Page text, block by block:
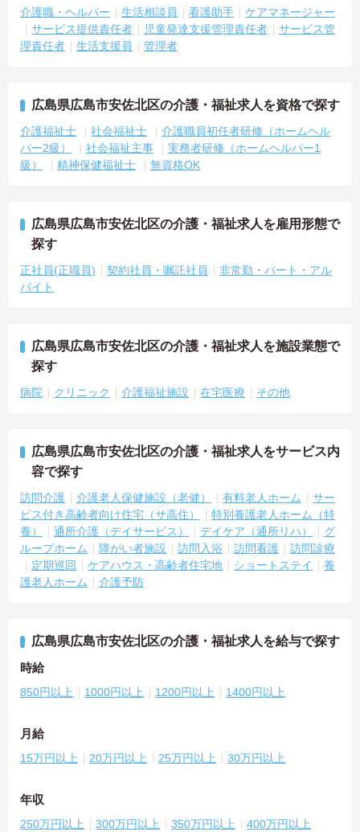
介護職・ヘルパー 生活相談員 看護助手
ケアマネージャー
サービス提供責任者
児童発達支援管理責任者
サービス管
理責任者
生活支援員 管理者
広島県広島市安佐北区の介護・福祉求人を資格で探す
介護福祉士 社会福祉士
介護職員初任者研修（ホームヘル
パー2級）
社会福祉主事
実務者研修（ホームヘルパー1
級）
精神保健福祉士 無資格OK
広島県広島市安佐北区の介護・福祉求人を雇用形態で
探す
正社員(正職員) 契約社員・嘱託社員
非常勤・パート・アル
バイト
広島県広島市安佐北区の介護・福祉求人を施設業態で
探す
病院 クリニック 介護福祉施設 在宅医療 その他
広島県広島市安佐北区の介護・福祉求人をサービス内
容で探す
訪問介護 介護老人保健施設（老健） 有料老人ホーム
サー
ビス付き高齢者向け住宅（サ高住）
特別養護老人ホーム（特
養）
通所介護（デイサービス） デイケア（通所リハ）
グ
ループホーム
障がい者施設 訪問入浴 訪問看護
訪問診療
定期巡回
ケアハウス・高齢者住宅地 ショートステイ
養
護老人ホーム
介護予防
広島県広島市安佐北区の介護・福祉求人を給与で探す
時給
850円以上 1000円以上 1200円以上 1400円以上
月給
15万円以上 20万円以上 25万円以上 30万円以上
年収
250万円以上 300万円以上 350万円以上 400万円以上